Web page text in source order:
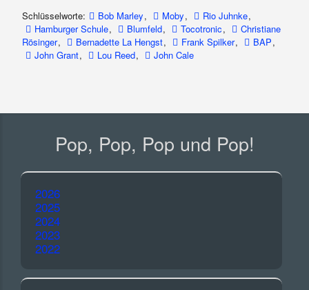
Schlüsselworte: Bob Marley, Moby, Rio Juhnke,
Hamburger Schule, Blumfeld, Tocotronic,
Christiane
Rösinger, Bernadette La Hengst, Frank Spilker, BAP,
John Grant, Lou Reed, John Cale
Pop, Pop, Pop und Pop!
2026
2025
2024
2023
2022